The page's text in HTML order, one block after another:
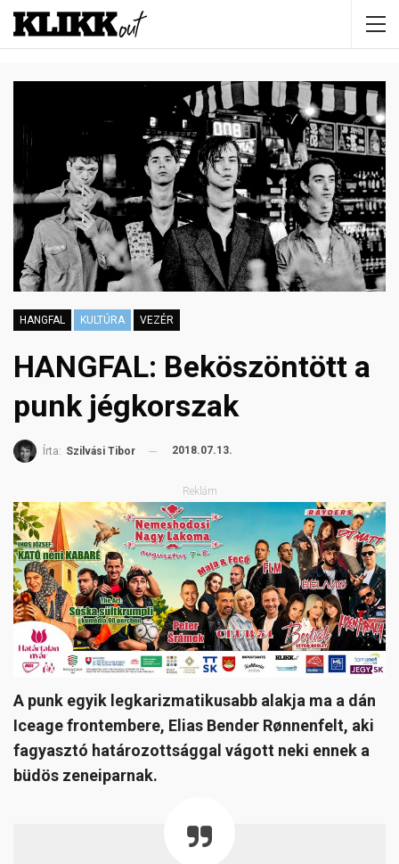
HANGFAL KULTÚRA VEZÉR
HANGFAL: Beköszöntött a
punk jégkorszak
Írta: Szilvási Tibor 2018.07.13.
Reklám
A punk egyik legkarizmatikusabb alakja ma a dán
Iceage frontembere, Elias Bender Rønnenfelt, aki
fagyasztó határozottsággal vágott neki ennek a
büdös zeneiparnak.